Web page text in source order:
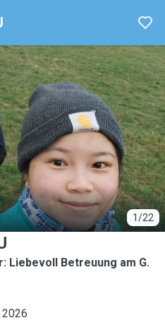
1/22
Liebevoll Betreuung am G.